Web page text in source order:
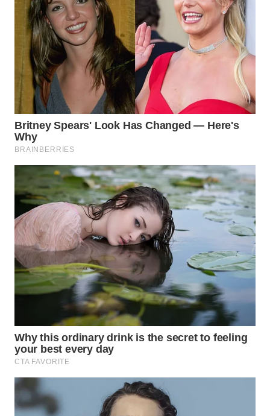
WN
PRIANGAN
TIMUR
WN
SEMARANG
WN
SOLO
WN
BOROBUDUR
WN
MADURA
WN
SURABAYA
WN
WN
BINTAN
WN
MANDALIKA